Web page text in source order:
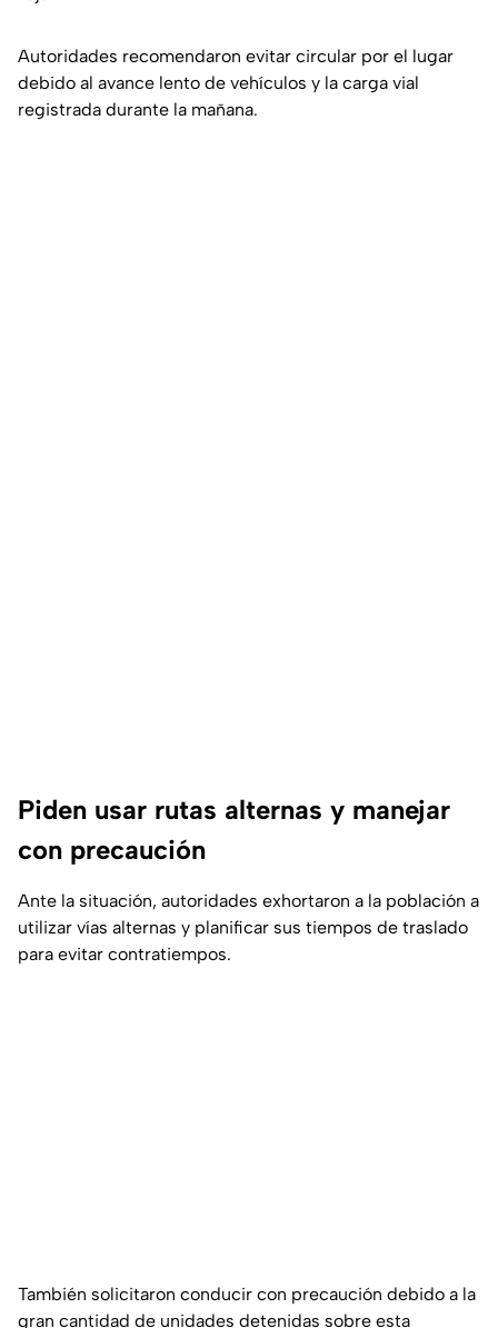
Autoridades recomendaron evitar circular por el lugar
debido al avance lento de vehículos y la carga vial
registrada durante la mañana.
Piden usar rutas alternas y manejar
con precaución
Ante la situación, autoridades exhortaron a la población a
utilizar vías alternas y planificar sus tiempos de traslado
para evitar contratiempos.
También solicitaron conducir con precaución debido a la
gran cantidad de unidades detenidas sobre esta